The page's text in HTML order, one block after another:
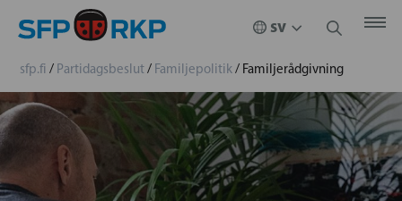
sfp.fi / Partidagsbeslut/ Familjepolitik/ Familjerådgivning